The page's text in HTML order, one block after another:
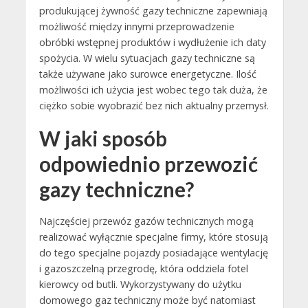
produkującej żywność gazy techniczne zapewniają
możliwość między innymi przeprowadzenie
obróbki wstępnej produktów i wydłużenie ich daty
spożycia. W wielu sytuacjach gazy techniczne są
także używane jako surowce energetyczne. Ilość
możliwości ich użycia jest wobec tego tak duża, że
ciężko sobie wyobrazić bez nich aktualny przemysł.
W jaki sposób
odpowiednio przewozić
gazy techniczne?
Najczęściej przewóz gazów technicznych mogą
realizować wyłącznie specjalne firmy, które stosują
do tego specjalne pojazdy posiadające wentylację
i gazoszczelną przegrodę, która oddziela fotel
kierowcy od butli. Wykorzystywany do użytku
domowego gaz techniczny może być natomiast